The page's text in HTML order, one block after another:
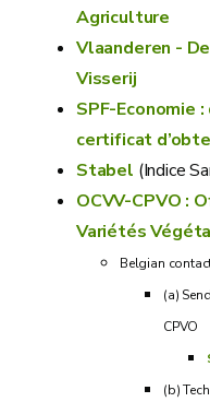
Agriculture
Vlaanderen -
Visserij
SPF-Economie
certificat
Stabel (Indice
OCVV-CPVO :
Variétés
Belgian
(a)
CPVO
(b)